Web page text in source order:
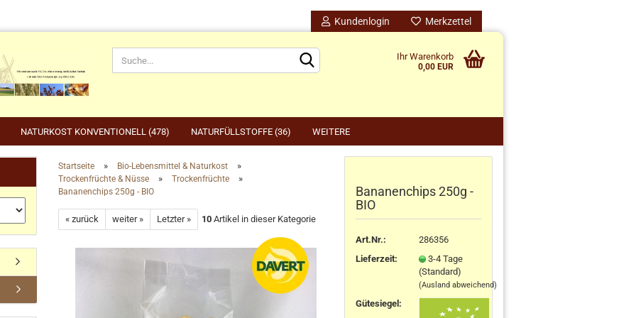
Kundenlogin
Konto erstellen
Passwort vergessen?
Merkzettel
Ihr Warenkorb
0,00 EUR
NATURKOST KONVENTIONELL (478) NATURFÜLLSTOFFE (36) WEITERE
anzeigen
& Winterfütterung
Gartenbedarf anzeigen
Compo
Gardena
Grillen, Grillbedarf, Holzkohle
benido kreativ anzeigen
Karten
Utensilos
Startseite » Bio-Lebensmittel & Naturkost »
Trockenfrüchte & Nüsse » Trockenfrüchte »
Bananenchips 250g - BIO
« zurück weiter » Letzter » 10 Artikel in dieser Kategorie
Bananenchips 250g -
BIO
Art.Nr.:
286356
Lieferzeit:
3-4 Tage
(Standard)
(Ausland abweichend)
Gütesiegel: